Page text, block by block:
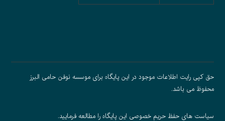
حق کپی رایت اطلاعات موجود در این پایگاه برای موسسه نوفن حامی البرز
محفوظ می باشد.
سیاست های حفظ حریم خصوصی این پایگاه را مطالعه فرمایید.